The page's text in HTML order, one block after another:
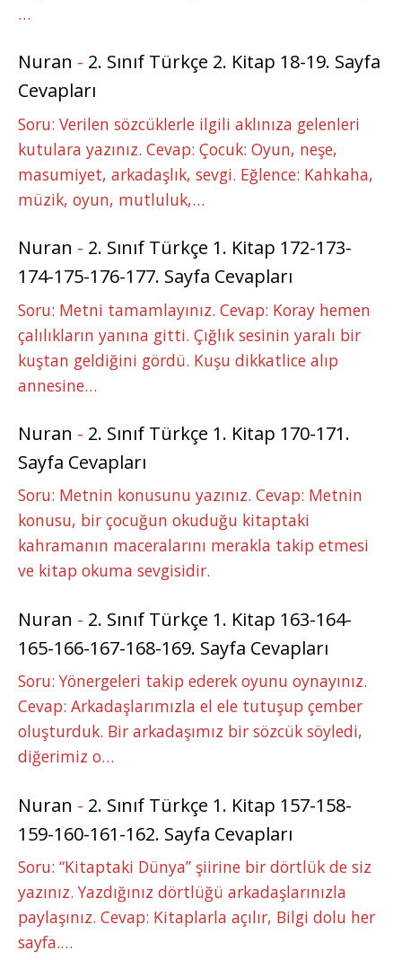
…
Nuran - 2. Sınıf Türkçe 2. Kitap 18-19. Sayfa
Cevapları
Soru: Verilen sözcüklerle ilgili aklınıza gelenleri
kutulara yazınız. Cevap: Çocuk: Oyun, neşe,
masumiyet, arkadaşlık, sevgi. Eğlence: Kahkaha,
müzik, oyun, mutluluk,…
Nuran - 2. Sınıf Türkçe 1. Kitap 172-173-
174-175-176-177. Sayfa Cevapları
Soru: Metni tamamlayınız. Cevap: Koray hemen
çalılıkların yanına gitti. Çığlık sesinin yaralı bir
kuştan geldiğini gördü. Kuşu dikkatlice alıp
annesine…
Nuran - 2. Sınıf Türkçe 1. Kitap 170-171.
Sayfa Cevapları
Soru: Metnin konusunu yazınız. Cevap: Metnin
konusu, bir çocuğun okuduğu kitaptaki
kahramanın maceralarını merakla takip etmesi
ve kitap okuma sevgisidir.
Nuran - 2. Sınıf Türkçe 1. Kitap 163-164-
165-166-167-168-169. Sayfa Cevapları
Soru: Yönergeleri takip ederek oyunu oynayınız.
Cevap: Arkadaşlarımızla el ele tutuşup çember
oluşturduk. Bir arkadaşımız bir sözcük söyledi,
diğerimiz o…
Nuran - 2. Sınıf Türkçe 1. Kitap 157-158-
159-160-161-162. Sayfa Cevapları
Soru: “Kitaptaki Dünya” şiirine bir dörtlük de siz
yazınız. Yazdığınız dörtlüğü arkadaşlarınızla
paylaşınız. Cevap: Kitaplarla açılır, Bilgi dolu her
sayfa.…